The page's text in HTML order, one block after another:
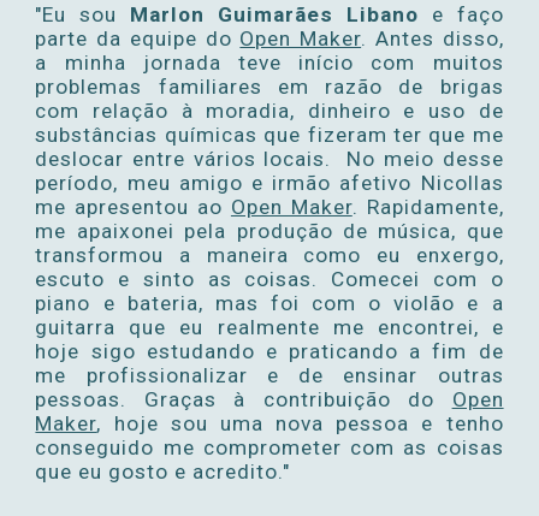
"Eu sou Marlon Guimarães Libano e faço
parte da equipe do Open Maker . Antes disso,
a minha jornada teve início com muitos
problemas familiares em razão de brigas
com relação à moradia, dinheiro e uso de
substâncias químicas que fizeram ter que me
deslocar entre vários locais. No meio desse
período, meu amigo e irmão afetivo Nicollas
me apresentou ao Open Maker. Rapidamente,
me apaixonei pela produção de música, que
transformou a maneira como eu enxergo,
escuto e sinto as coisas. Comecei com o
piano e bateria, mas foi com o violão e a
guitarra que eu realmente me encontrei, e
hoje sigo estudando e praticando a fim de
me profissionalizar e de ensinar outras
pessoas. Graças à contribuição do Open
Maker, hoje sou uma nova pessoa e tenho
conseguido me comprometer com as coisas
que eu gosto e acredito ."